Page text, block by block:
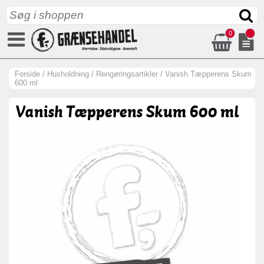
0
Forside / Husholdning / Rengøringsartikler / Vanish Tæpperens Skum
600 ml
Vanish Tæpperens Skum 600 ml